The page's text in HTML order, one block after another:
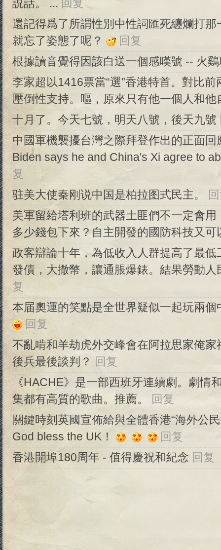
説話。 ... 回复
還記得爲了所謂性別中性詞匯死纏爛打
就忘了姿態了呢？
回复
根據讀音覺得因該白送一個感嘆號 -- 火
李家超以1416票當“選”香港特首。對比
壓倒性支持。嘔，原來只有他一個人和
十月了。今天七號，明天八號，後天九號
中國軍機襲擾台灣之際拜登作出的正面
Biden says he and China's Xi agree to
复
驻美大使秦刚说中国是柏拉图式民主。
美軍留給塔利班的武器土匪們不一定會
多少錢包下來？自主開發的國防科技又
政客辯論十年，為低收入人群提高了最
發債，大撒幣，讓通脹爆錶。結果勞動
复
本届奧運的笑點是全世界疑似一起玩兩
回复
不亂啃和羊劫虎外交峰會在阿拉思家俺
後兵最後談判？
回复
《HACHE》是一部西班牙連續劇。劇情
集都有高質的歌曲。推薦。
回复
關鍵時刻英國宣佈給與全體香港“海外公
God bless the UK！
回复
香港開埠180周年 - 值得慶祝和紀念 回复